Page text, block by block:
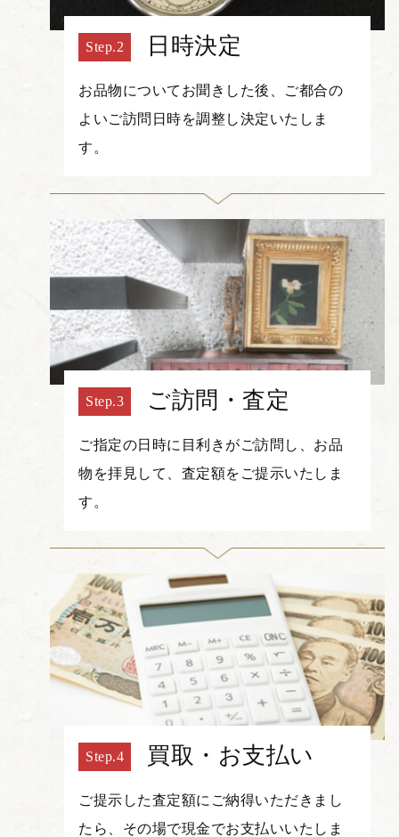
日時決定
お品物についてお聞きした後、ご都合の
よいご訪問日時を調整し決定いたしま
す。
ご訪問・査定
ご指定の日時に目利きがご訪問し、お品
物を拝見して、査定額をご提示いたしま
す。
買取・お支払い
ご提示した査定額にご納得いただきまし
たら、その場で現金でお支払いいたしま